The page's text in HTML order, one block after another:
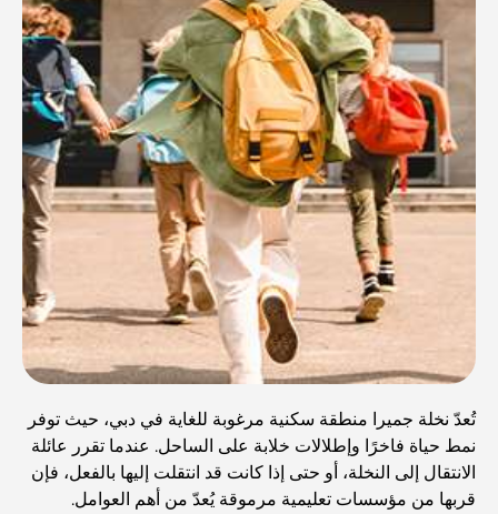
تُعدّ نخلة جميرا منطقة سكنية مرغوبة للغاية في دبي، حيث توفر
نمط حياة فاخرًا وإطلالات خلابة على الساحل. عندما تقرر عائلة
الانتقال إلى النخلة، أو حتى إذا كانت قد انتقلت إليها بالفعل، فإن
قربها من مؤسسات تعليمية مرموقة يُعدّ من أهم العوامل.